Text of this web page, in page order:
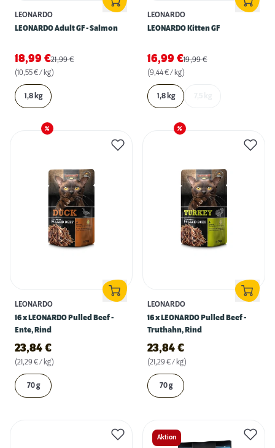
LEONARDO
LEONARDO Adult GF - Salmon
18,99 €21,99€
(10,55 € / kg)
1,8 kg
LEONARDO
LEONARDO Kitten GF
16,99 €19,99€
(9,44 € / kg)
1,8 kg
LEONARDO
16 x LEONARDO Pulled Beef -
Ente, Rind
23,84 €
(21,29 € / kg)
70 g
LEONARDO
16 x LEONARDO Pulled Beef -
Truthahn, Rind
23,84 €
(21,29 € / kg)
70 g
Aktion